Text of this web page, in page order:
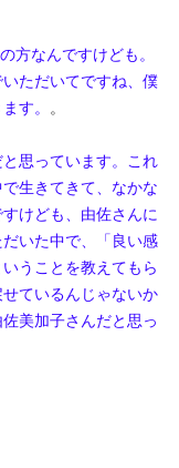
方なんですけども。
ただいてですね、僕
す。 。
思っています。これ
生きてきて、なかな
けども、由佐さんに
いた中で、「良い感
うことを教えてもら
ているんじゃないか
美加子さんだと思っ